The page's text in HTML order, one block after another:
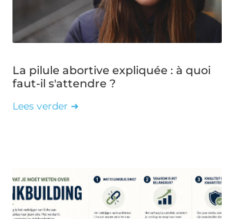
La pilule abortive expliquée : à quoi
faut-il s'attendre ?
Lees verder ➜